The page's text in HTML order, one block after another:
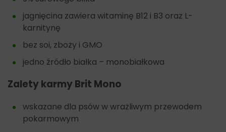
jagnięcina zawiera witaminę B12 i B3 oraz L-
karnitynę
bez soi, zboży i GMO
jedno źródło białka – monobiałkowa
Zalety karmyBrit Mono
wskazane dla psów w wrażliwym przewodem
pokarmowym